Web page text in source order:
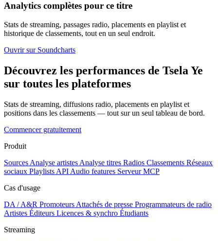
Analytics complètes pour ce titre
Stats de streaming, passages radio, placements en playlist et
historique de classements, tout en un seul endroit.
Ouvrir sur Soundcharts
Découvrez les performances de Tsela Ye
sur toutes les plateformes
Stats de streaming, diffusions radio, placements en playlist et
positions dans les classements — tout sur un seul tableau de bord.
Commencer gratuitement
Produit
Sources Analyse artistes Analyse titres Radios Classements Réseaux
sociaux Playlists API Audio features Serveur MCP
Cas d'usage
DA / A&R Promoteurs Attachés de presse Programmateurs de radio
Artistes Éditeurs Licences & synchro Étudiants
Streaming